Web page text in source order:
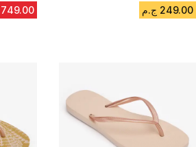
249.00 ج.م 749.00 ج.م